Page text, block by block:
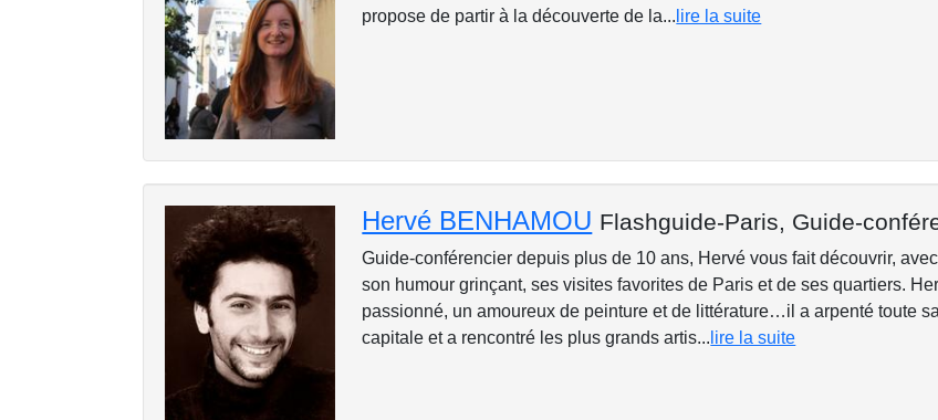
propose de partir à la découverte de la... lire la suite
Hervé BENHAMOU Flashguide-Paris, Guide-
Guide-conférencier depuis plus de 10 ans, Hervé vous fait découvrir,
son humour grinçant, ses visites favorites de Paris et de ses quartiers.
passionné, un amoureux de peinture et de littérature…il a arpenté toute
capitale et a rencontré les plus grands artis... lire la suite